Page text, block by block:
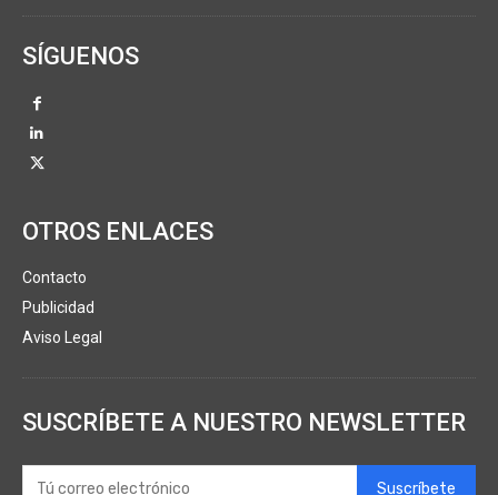
SÍGUENOS
OTROS ENLACES
Contacto
Publicidad
Aviso Legal
SUSCRÍBETE A NUESTRO NEWSLETTER
Suscríbete